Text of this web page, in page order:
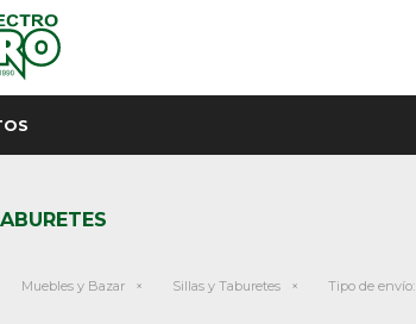
Muebles y Bazar Sillas y Taburetes Tipo de envío: